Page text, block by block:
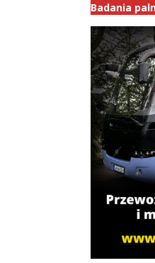
Badania